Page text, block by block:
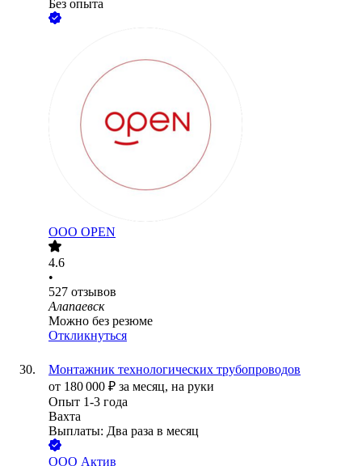
Без опыта
ООО OPEN
4.6
•
527 отзывов
Алапаевск
Можно без резюме
Откликнуться
Монтажник технологических трубопроводов
от 180 000 ₽ за месяц, на руки
Опыт 1-3 года
Вахта
Выплаты: Два раза в месяц
ООО Актив